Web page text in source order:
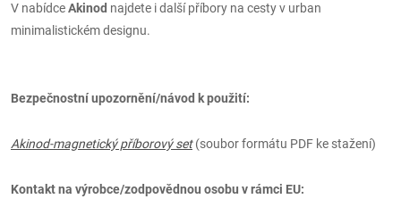
V nabídceAkinod najdete i další příbory na cesty v urban
minimalistickém designu.
Bezpečnostní upozornění/návod k použití:
Akinod-magnetický příborový set (soubor formátu PDF ke stažení)
Kontakt na výrobce/zodpovědnou osobu v rámci EU: